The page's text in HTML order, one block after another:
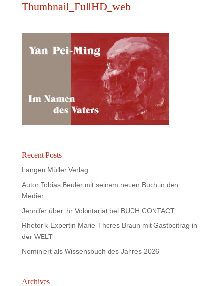
Thumbnail_FullHD_web
Recent Posts
Langen Müller Verlag
Autor Tobias Beuler mit seinem neuen Buch in den
Medien
Jennifer über ihr Volontariat bei BUCH CONTACT
Rhetorik-Expertin Marie-Theres Braun mit Gastbeitrag in
der WELT
Nominiert als Wissensbuch des Jahres 2026
Archives